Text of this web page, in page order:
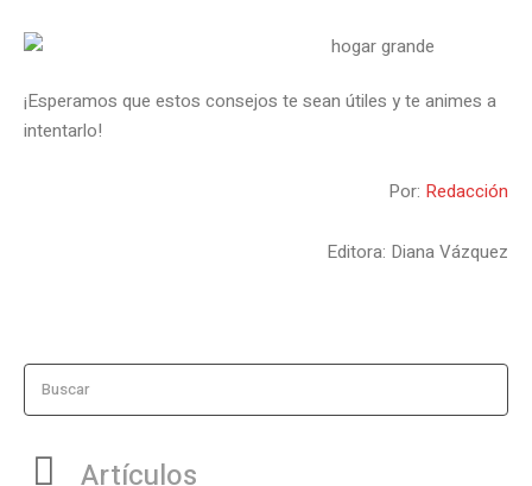
¡Esperamos que estos consejos te sean útiles y te animes a
intentarlo!
Por: Redacción
Editora: Diana Vázquez
Buscar
Artículos